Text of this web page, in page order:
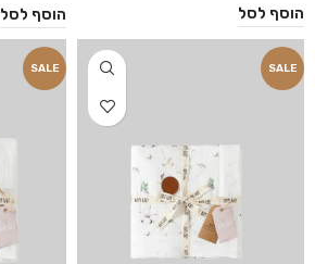
הוסף לסל הוסף לסל
SALE
SALE